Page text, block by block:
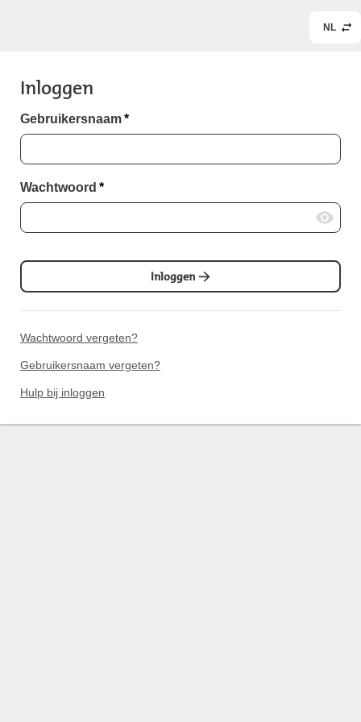
NL
Inloggen
Gebruikersnaam*
Wachtwoord *
Inloggen
Wachtwoord vergeten?
Gebruikersnaam vergeten?
Hulp bij inloggen